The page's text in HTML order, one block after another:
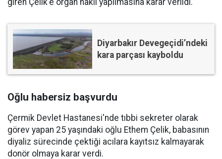
giren Çelik'e organ nakli yapılmasına karar verildi.
Diyarbakır Devegeçidi’ndeki
kara parçası kayboldu
Oğlu habersiz başvurdu
Çermik Devlet Hastanesi'nde tıbbi sekreter olarak
görev yapan 25 yaşındaki oğlu Ethem Çelik, babasının
diyaliz sürecinde çektiği acılara kayıtsız kalmayarak
donör olmaya karar verdi.